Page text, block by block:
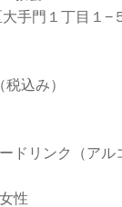
門１丁目１−
み）
ドリンク（アル
性